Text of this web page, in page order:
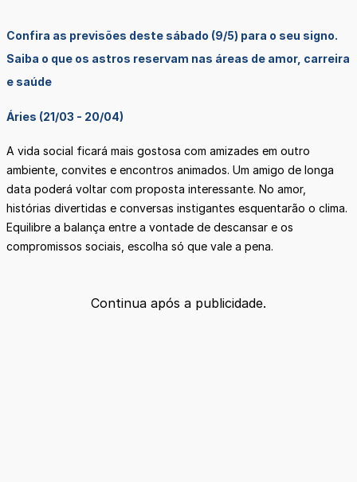
Confira as previsões deste sábado (9/5) para o seu signo.
Saiba o que os astros reservam nas áreas de amor, carreira
e saúde
Áries (21/03 - 20/04)
A vida social ficará mais gostosa com amizades em outro
ambiente, convites e encontros animados. Um amigo de longa
data poderá voltar com proposta interessante. No amor,
histórias divertidas e conversas instigantes esquentarão o clima.
Equilibre a balança entre a vontade de descansar e os
compromissos sociais, escolha só que vale a pena.
Continua após a publicidade.